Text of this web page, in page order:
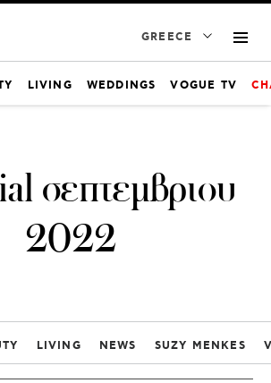
GREECE
LIVING WEDDINGS VOGUE TV
σεπτεμβριου
2022
LIVING NEWS SUZY MENKES